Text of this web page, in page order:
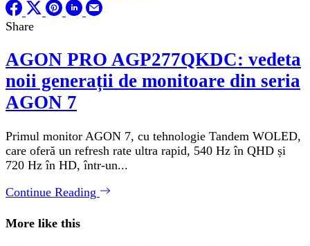
Share
AGON PRO AGP277QKDC: vedeta
noii generații de monitoare din seria
AGON 7
Primul monitor AGON 7, cu tehnologie Tandem WOLED,
care oferă un refresh rate ultra rapid, 540 Hz în QHD și
720 Hz în HD, într-un...
Continue Reading
More like this